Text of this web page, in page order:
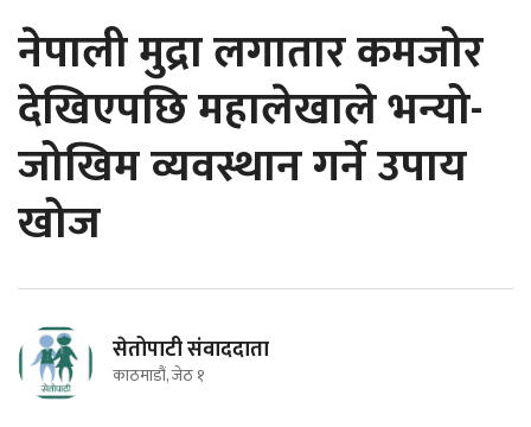
नेपाली मुद्रा लगातार कमजोर
देखिएपछि महालेखाले भन्यो-
जोखिम व्यवस्थान गर्ने उपाय
खोज
सेतोपाटी संवाददाता
काठमाडौं, जेठ १